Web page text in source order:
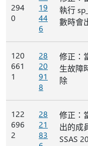
294
0
19
44
6
執行
數時會
120
661
1
28
20
91
8
修正：
生故障
除
122
696
2
28
21
83
修正：
出的成
SSAS